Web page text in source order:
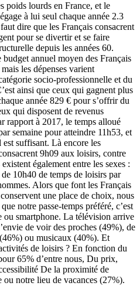
poids lourds en France, et le
à lui seul chaque année 2.3
dire que les Français consacrent
pour se divertir et se faire
depuis les années 60.
annuel moyen des Français
les dépenses varient
socio-professionnelle et du
ainsi que ceux qui gagnent plus
année 829 € pour s’offrir du
qui disposent de revenus
rapport à 2017, le temps alloué
semaine pour atteindre 11h53, et
est suffisant. Là encore les
9h09 aux loisirs, contre
également entre les sexes :
10h40 de temps de loisirs par
Alors que font les Français
une place de choix, nous
notre passe-temps préféré, c’est
smartphone. La télévision arrive
de voir des proches (49%), de
ou musicaux (40%). Et
de loisirs ? En fonction du
65% d’entre nous, Du prix,
De la proximité de
notre lieu de vacances (27%).